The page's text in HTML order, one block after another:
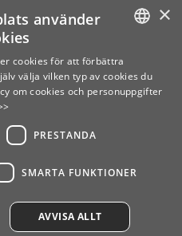
SWEDISH
×
använder
cookies för att förbättra
välja vilken typ av cookies du
om cookies och personuppgifter
PRESTANDA
SMARTA FUNKTIONER
AVVISA ALLT